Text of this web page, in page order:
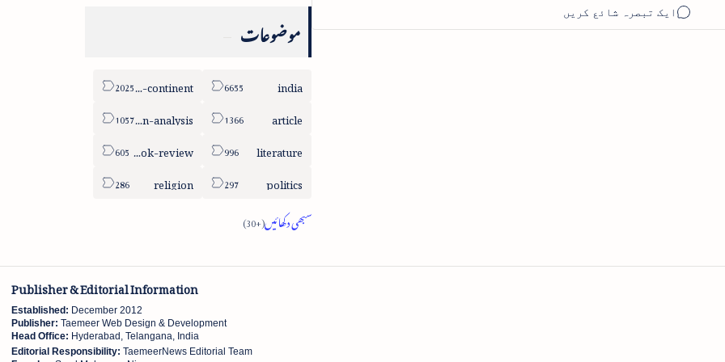
موضوعات
india
sub-continent
article
column-analysis
literature
book-review
politics
religion
Publisher & Editorial Information
Established: December 2012
Publisher: Taemeer Web Design & Development
Head Office: Hyderabad, Telangana, India
Editorial Responsibility: TaemeerNews Editorial Team